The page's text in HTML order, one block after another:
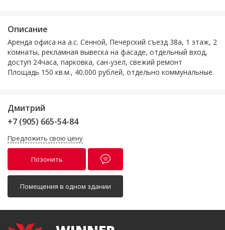
Описание
Аренда офиса на а.с. Сенной, Печерский съезд 38а, 1 этаж, 2
комнаты, рекламная вывеска на фасаде, отдельный вход,
доступ 24часа, парковка, сан-узел, свежий ремонт
Площадь 150 кв.м., 40.000 рублей, отдельно коммунальные.
Дмитрий
+7 (905) 665-54-84
Предложить свою цену
Позонить
Помещения в одном здании